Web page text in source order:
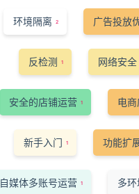
环境隔离 2 广告投放
反检测 1 网络安全
安全的店铺运营 1 电
新手入门 1 功能扩
自媒体多账号运营 1 多